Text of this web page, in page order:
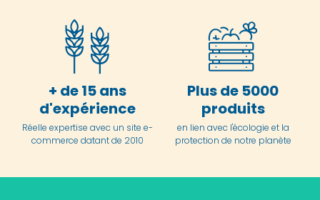
+ de 15 ans
d'expérience
Réelle expertise avec un site e-
commerce datant de 2010
Plus de 5000
produits
en lien avec l'écologie et la
protection de notre planète